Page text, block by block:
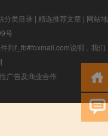
分类目录 | 精选推荐文章 | 网站地
号
到f_fb#foxmail.com说明，我们
广告及商业合作